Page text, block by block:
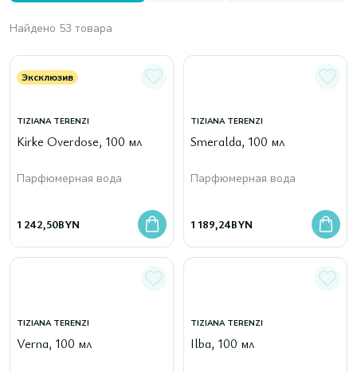
Найдено 53 товара
Эксклюзив
TIZIANA TERENZI
Kirke Overdose, 100 мл
Парфюмерная вода
1 242,50BYN
TIZIANA TERENZI
Smeralda, 100 мл
Парфюмерная вода
1 189,24BYN
TIZIANA TERENZI
Verna, 100 мл
TIZIANA TERENZI
Ilba, 100 мл